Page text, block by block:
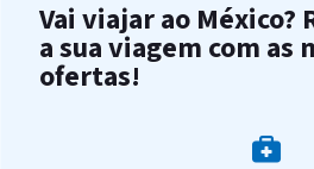
Vai viajar ao México?
a sua viagem com as
ofertas!